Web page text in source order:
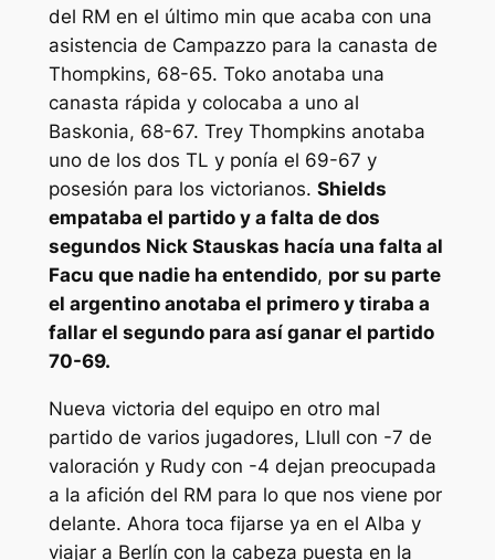
del RM en el último min que acaba con una
asistencia de Campazzo para la canasta de
Thompkins, 68-65. Toko anotaba una
canasta rápida y colocaba a uno al
Baskonia, 68-67. Trey Thompkins anotaba
uno de los dos TL y ponía el 69-67 y
posesión para los victorianos. Shields
empataba el partido y a falta de dos
segundos Nick Stauskas hacía una falta al
Facu que nadie ha entendido, por su parte
el argentino anotaba el primero y tiraba a
fallar el segundo para así ganar el partido
70-69.
Nueva victoria del equipo en otro mal
partido de varios jugadores, Llull con -7 de
valoración y Rudy con -4 dejan preocupada
a la afición del RM para lo que nos viene por
delante. Ahora toca fijarse ya en el Alba y
viajar a Berlín con la cabeza puesta en la